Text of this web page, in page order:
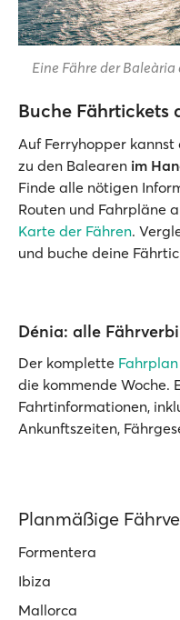
Eine Fähre der
Buche Fährtickets
Auf Ferryhopper
zu den Balearen im
Finde alle nötigen
Routen und Fahrpläne
Karte der Fähren.
und buche deine
Dénia: alle
Der komplette
die kommende Woche.
Fahrtinformationen,
Ankunftszeiten,
Planmäßige
Formentera
Ibiza
Mallorca